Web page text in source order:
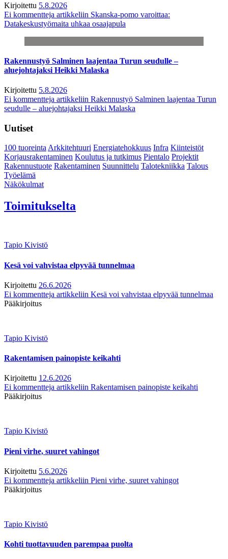
Kirjoitettu 5.8.2026
Ei kommentteja artikkeliin Skanska-pomo varoittaa:
Datakeskustyömaita uhkaa osaajapula
Rakennustyö Salminen laajentaa Turun seudulle –
aluejohtajaksi Heikki Malaska
Kirjoitettu 5.8.2026
Ei kommentteja artikkeliin Rakennustyö Salminen laajentaa Turun
seudulle – aluejohtajaksi Heikki Malaska
Uutiset
100 tuoreintaArkkitehtuuri Energiatehokkuus Infra Kiinteistöt
Korjausrakentaminen Koulutus ja tutkimus Pientalo Projektit
Rakennustuote Rakentaminen Suunnittelu Talotekniikka Talous
Työelämä
Näkökulmat
Toimitukselta
Tapio Kivistö
Kesä voi vahvistaa elpyvää tunnelmaa
Kirjoitettu 26.6.2026
Ei kommentteja artikkeliin Kesä voi vahvistaa elpyvää tunnelmaa
Pääkirjoitus
Tapio Kivistö
Rakentamisen painopiste keikahti
Kirjoitettu 12.6.2026
Ei kommentteja artikkeliin Rakentamisen painopiste keikahti
Pääkirjoitus
Tapio Kivistö
Pieni virhe, suuret vahingot
Kirjoitettu 5.6.2026
Ei kommentteja artikkeliin Pieni virhe, suuret vahingot
Pääkirjoitus
Tapio Kivistö
Kohti tuottavuuden parempaa puolta